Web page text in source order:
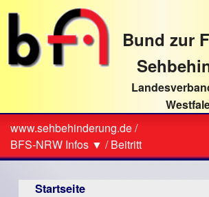
direkt
Textinhalt
Bund zur
Sie
sind
hier
www.sehbehinderung.de/
BFS-NRW Infos ▼ /Beitritt
Startseite